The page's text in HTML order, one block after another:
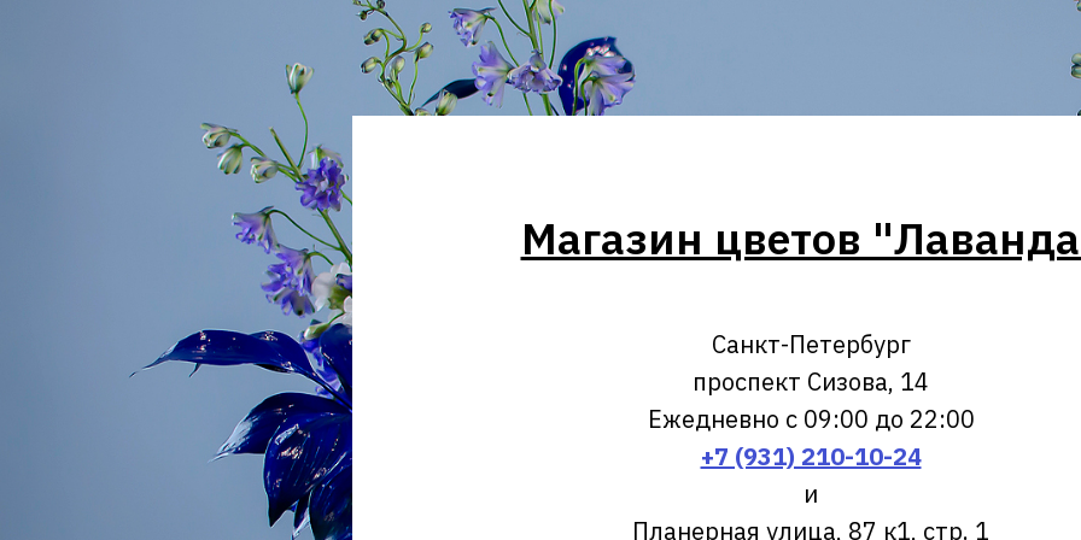
Магазин цветов
Санкт-Петербург
проспект Сизова, 14
Ежедневно с 09:00 до 22:00
+7 (931) 210-10-24
и
Планерная улица, 87 к1, стр. 1